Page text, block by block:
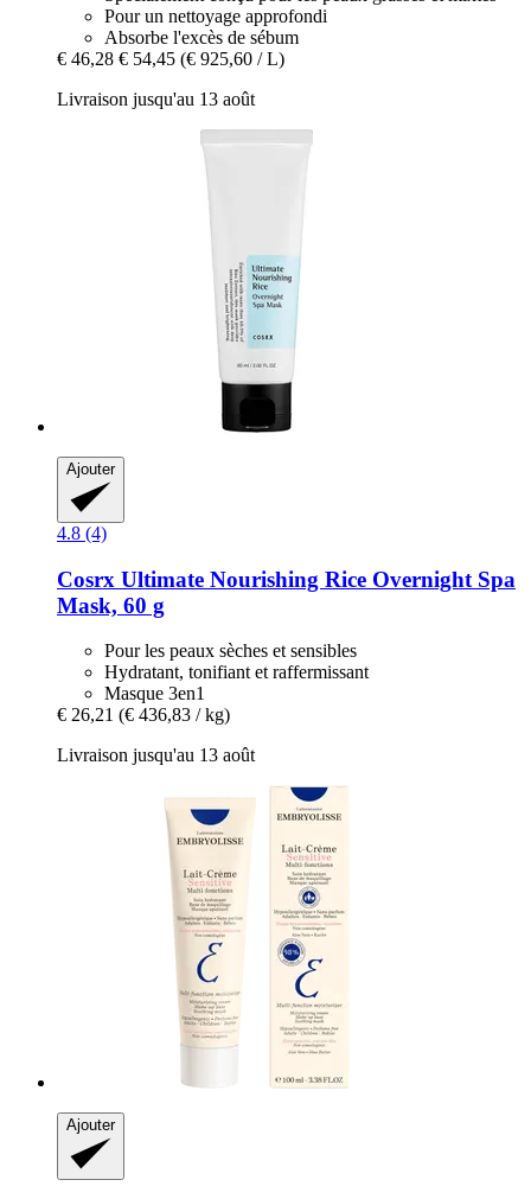
Pour un nettoyage approfondi
Absorbe l'excès de sébum
€ 46,28 € 54,45 (€ 925,60 / L)
Livraison jusqu'au 13 août
Ajouter
4.8 (4)
Cosrx Ultimate Nourishing Rice Overnight Spa
Mask, 60 g
Pour les peaux sèches et sensibles
Hydratant, tonifiant et raffermissant
Masque 3en1
€ 26,21 (€ 436,83 / kg)
Livraison jusqu'au 13 août
Ajouter